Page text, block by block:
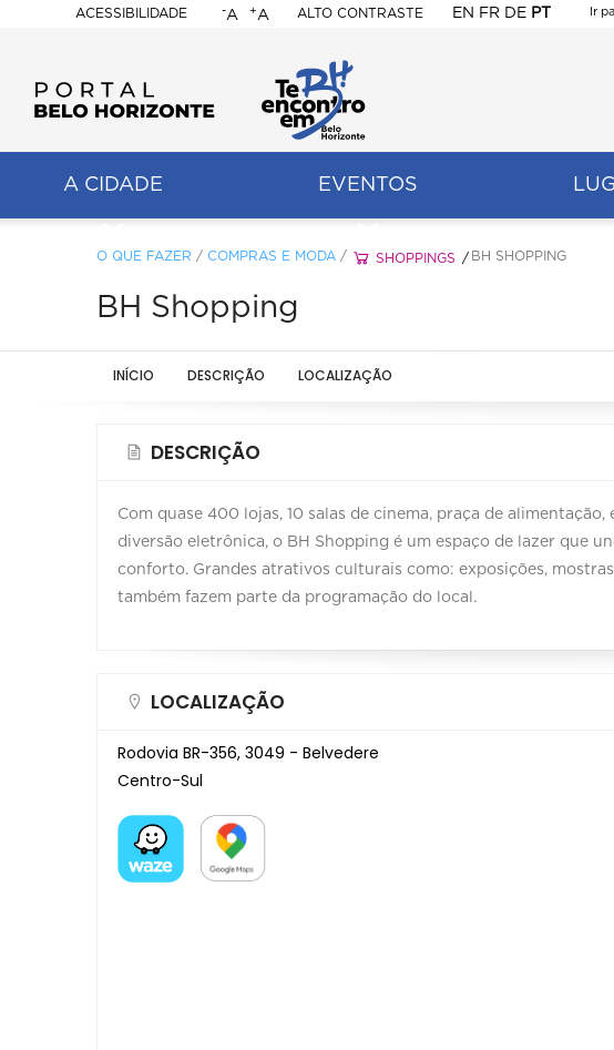
ACESSIBILIDADE
BELO
HORIZONTE
-A +A ALTO CONTRASTE EN FR DE PT
Ir
A CIDADE EVENTOS
O QUE FAZER / COMPRAS E MODA / SHOPPINGS BH SHOPPING
BH Shopping
INÍCIO DESCRIÇÃO LOCALIZAÇÃO
DESCRIÇÃO
Com quase 400 lojas, 10 salas de cinema, praça de
diversão eletrônica, o BH Shopping é um espaço de lazer que
conforto. Grandes atrativos culturais como: exposições,
também fazem parte da programação do local.
LOCALIZAÇÃO
Rodovia BR-356, 3049 - Belvedere
Centro-Sul